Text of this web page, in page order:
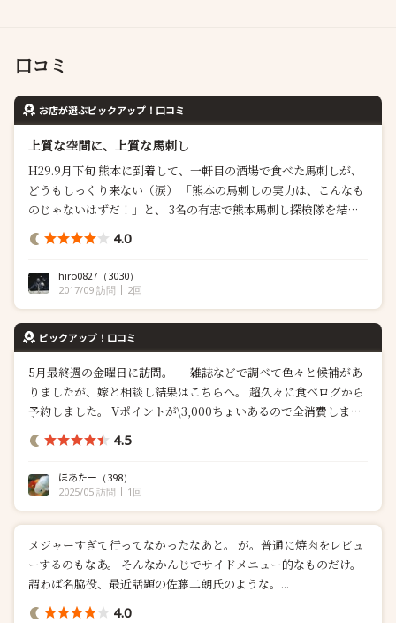
口コミ
お店が選ぶピックアップ！口コミ
上質な空間に、上質な馬刺し
H29.9月下旬 熊本に到着して、一軒目の酒場で食べた馬刺しが、
どうもしっくり来ない（涙） 「熊本の馬刺しの実力は、こんなも
のじゃないはずだ！」と、 3名の有志で熊本馬刺し探検隊を結成
し、 旨い馬刺しを食べ歩くことにしました。 「せっかく熊本まで
来て、旨い馬刺しを食べずに帰れるか！！」と、 二軒目に訪問し
る...
4.0
hiro0827 （3030）
2017/09 訪問
2回
ピックアップ！口コミ
5月最終週の金曜日に訪問。 雑誌などで調べて色々と候補があ
りましたが、嫁と相談し結果はこちらへ。 超久々に食べログから
予約しました。 Vポイントが\3,000ちょいあるので全消費しま
す。 予約時間は18:30でしたが、少し早く到着したのでA看板を見
ていると店員さんが降りて来...
4.5
ほあたー （398）
2025/05 訪問
1回
メジャーすぎて行ってなかったなあと。 が。普通に焼肉をレビュ
ーするのもなあ。 そんなかんじでサイドメニュー的なものだけ。
謂わば名脇役、最近話題の佐藤二朗氏のような。...
4.0